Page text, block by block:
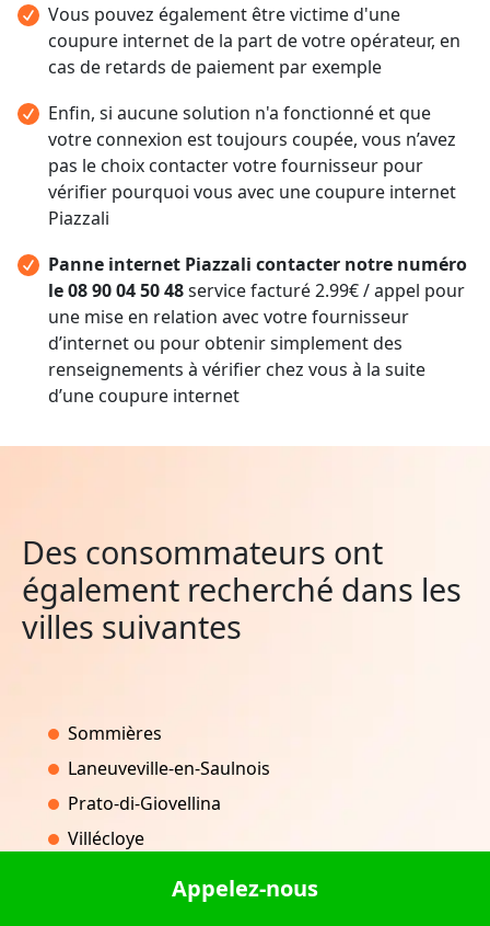
Vous pouvez également être victime d'une
coupure internet de la part de votre opérateur, en
cas de retards de paiement par exemple
Enfin, si aucune solution n'a fonctionné et que
votre connexion est toujours coupée, vous n’avez
pas le choix contacter votre fournisseur pour
vérifier pourquoi vous avec une coupure internet
Piazzali
Panne internet Piazzali contacter notre numéro
le 08 90 04 50 48service facturé 2.99€ / appel pour
une mise en relation avec votre fournisseur
d’internet ou pour obtenir simplement des
renseignements à vérifier chez vous à la suite
d’une coupure internet
Des consommateurs ont
également recherché dans les
villes suivantes
Sommières
Laneuveville-en-Saulnois
Prato-di-Giovellina
Villécloye
Appelez-nous